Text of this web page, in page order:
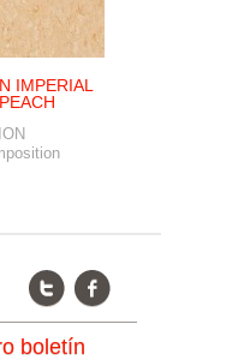
IMPERIAL
boletín